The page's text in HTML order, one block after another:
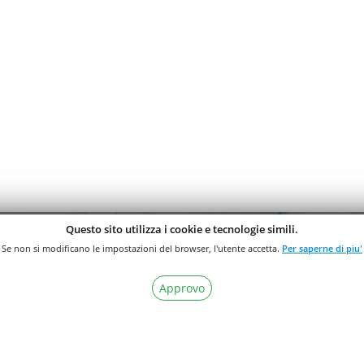
Questo sito utilizza i cookie e tecnologie simili.
Se non si modificano le impostazioni del browser, l'utente accetta. Per saperne di piu'
Approvo